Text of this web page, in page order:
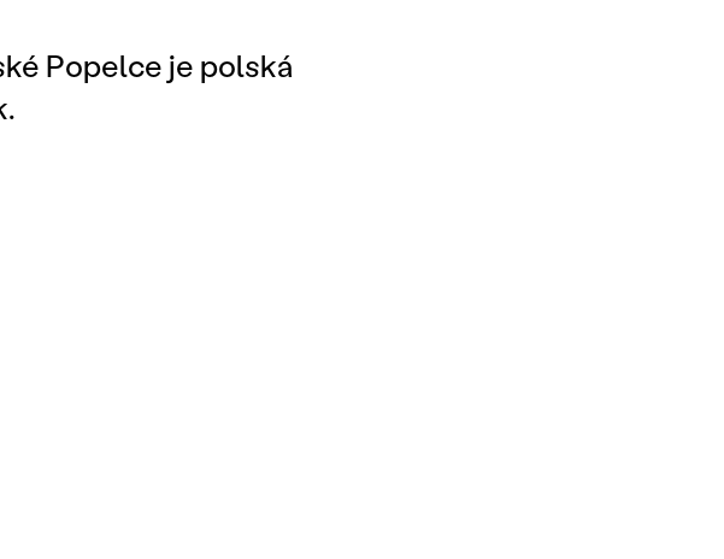
Popelce je polská